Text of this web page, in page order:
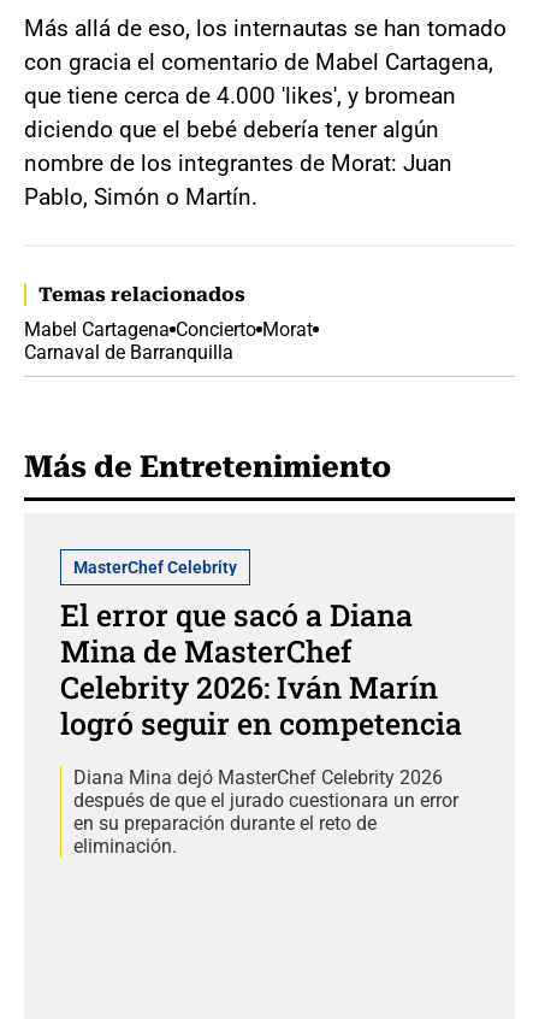
Más allá de eso, los internautas se han tomado
con gracia el comentario de Mabel Cartagena,
que tiene cerca de 4.000 'likes', y bromean
diciendo que el bebé debería tener algún
nombre de los integrantes de Morat: Juan
Pablo, Simón o Martín.
Temas relacionados
Mabel Cartagena Concierto Morat
Carnaval de Barranquilla
Más de Entretenimiento
MasterChef Celebrity
El error que sacó a Diana
Mina de MasterChef
Celebrity 2026: Iván Marín
logró seguir en competencia
Diana Mina dejó MasterChef Celebrity 2026
después de que el jurado cuestionara un error
en su preparación durante el reto de
eliminación.